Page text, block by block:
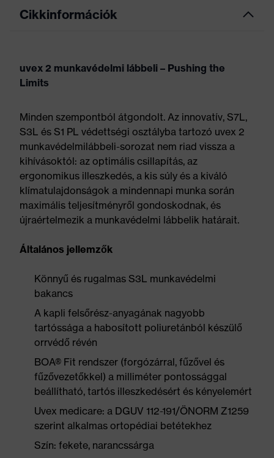
Cikkinformációk
uvex 2 munkavédelmi lábbeli – Pushing the
Limits
Minden szempontból átgondolt. Az innovatív, S7L,
S3L és S1 PL védettségi osztályba tartozó uvex 2
munkavédelmilábbeli-sorozat nem riad vissza a
kihívásoktól: az optimális csillapítás, az
ergonomikus illeszkedés, a kis súly és a kiváló
klímatulajdonságok a mindennapi munka során
maximális teljesítményről gondoskodnak, és
újraértelmezik a munkavédelmi lábbelik határait.
Általános jellemzők
Könnyű és rugalmas S3L munkavédelmi
bakancs
A kapli felsőrész-anyagának nagyobb
tartóssága a habosított poliuretánból készülő
orrvédő révén
BOA® Fit rendszer (forgózárral, fűzővel és
fűzővezetőkkel) a milliméter pontossággal
beállítható, tartós illeszkedésért és kényelemért
Uvex medicare: a DGUV 112-191/ÖNORM Z1259
szerint alkalmas ortopédiai betétekhez
Szín: fekete, narancssárga